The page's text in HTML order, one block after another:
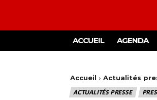
ACCUEIL AGENDA
Accueil Actualités
ACTUALITÉS PRESSE